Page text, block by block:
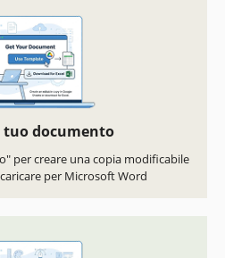
documento
per creare una copia modificabile
per Microsoft Word